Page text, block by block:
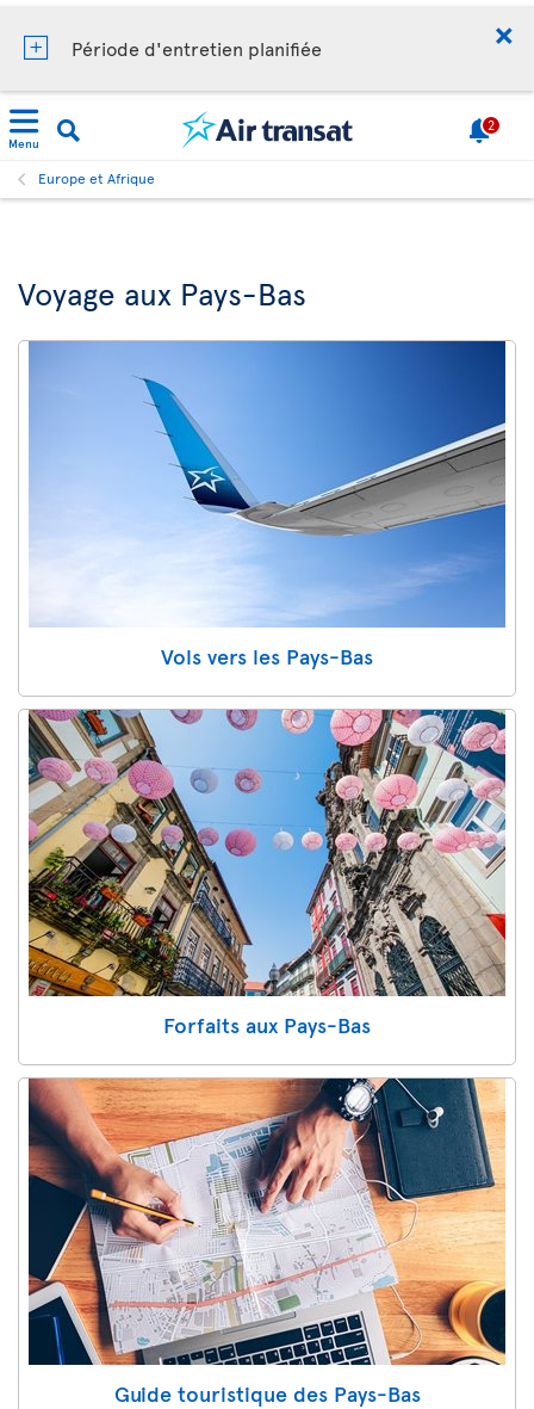
Période d'entretien planifiée
Menu
2
Europe et Afrique
Voyage aux Pays-Bas
Vols vers les Pays-Bas
Forfaits aux Pays-Bas
Guide touristique des Pays-Bas